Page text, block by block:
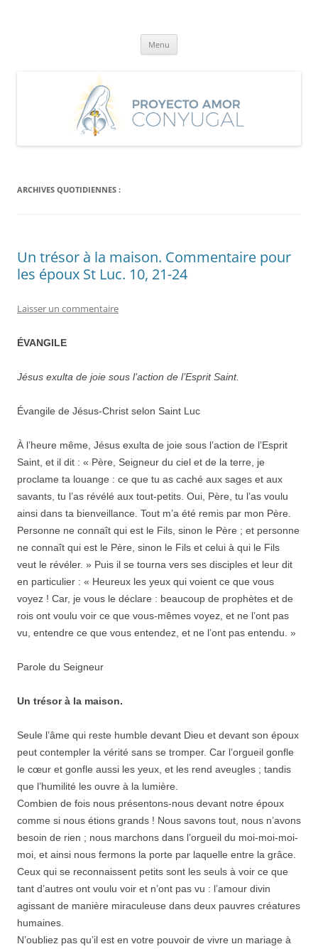
Menu
ARCHIVES QUOTIDIENNES :
Un trésor à la maison. Commentaire pour
les époux St Luc. 10, 21-24
Laisser un commentaire
ÉVANGILE
Jésus exulta de joie sous l’action de l’Esprit Saint.
Évangile de Jésus-Christ selon Saint Luc
À l’heure même, Jésus exulta de joie sous l’action de l’Esprit
Saint, et il dit : « Père, Seigneur du ciel et de la terre, je
proclame ta louange : ce que tu as caché aux sages et aux
savants, tu l’as révélé aux tout-petits. Oui, Père, tu l’as voulu
ainsi dans ta bienveillance. Tout m’a été remis par mon Père.
Personne ne connaît qui est le Fils, sinon le Père ; et personne
ne connaît qui est le Père, sinon le Fils et celui à qui le Fils
veut le révéler. » Puis il se tourna vers ses disciples et leur dit
en particulier : « Heureux les yeux qui voient ce que vous
voyez ! Car, je vous le déclare : beaucoup de prophètes et de
rois ont voulu voir ce que vous-mêmes voyez, et ne l’ont pas
vu, entendre ce que vous entendez, et ne l’ont pas entendu. »
Parole du Seigneur
Un trésor à la maison.
Seule l’âme qui reste humble devant Dieu et devant son époux
peut contempler la vérité sans se tromper. Car l’orgueil gonfle
le cœur et gonfle aussi les yeux, et les rend aveugles ; tandis
que l’humilité les ouvre à la lumière.
Combien de fois nous présentons-nous devant notre époux
comme si nous étions grands ! Nous savons tout, nous n’avons
besoin de rien ; nous marchons dans l’orgueil du moi-moi-moi-
moi, et ainsi nous fermons la porte par laquelle entre la grâce.
Ceux qui se reconnaissent petits sont les seuls à voir ce que
tant d’autres ont voulu voir et n’ont pas vu : l’amour divin
agissant de manière miraculeuse dans deux pauvres créatures
humaines.
N’oubliez pas qu’il est en votre pouvoir de vivre un mariage à